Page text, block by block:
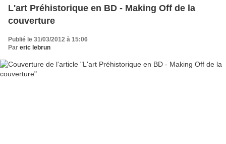
L'art Préhistorique en BD - Making Off de la
couverture
Publié le 31/03/2012 à 15:06
Par eric lebrun